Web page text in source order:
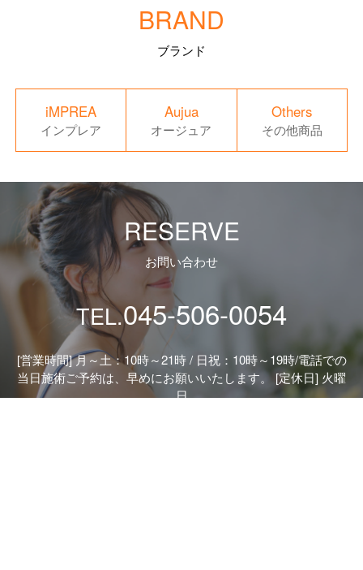
BRAND
ブランド
iMPREA
インプレア
Aujua
オージュア
Others
その他商品
RESERVE
お問い合わせ
TEL.045-506-0054
[営業時間] 月～土：10時～21時 / 日祝：10時～19時/電話での
当日施術ご予約は、早めにお願いいたします。 [定休日] 火曜
日